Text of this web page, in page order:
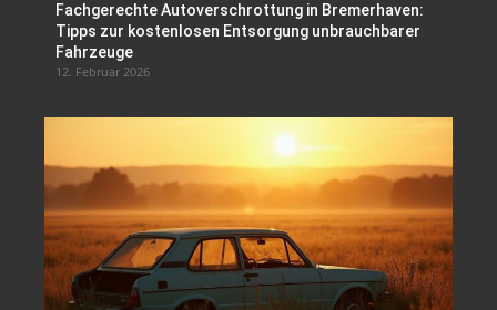
Fachgerechte Autoverschrottung in Bremerhaven:
Tipps zur kostenlosen Entsorgung unbrauchbarer
Fahrzeuge
12. Februar 2026